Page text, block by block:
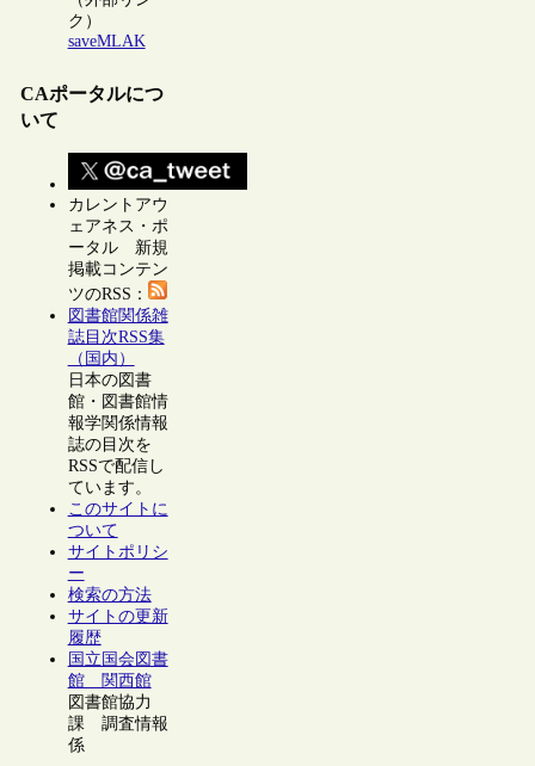
ク）
saveMLAK
CAポータルにつ
いて
カレントアウ
ェアネス・ポ
ータル 新規
掲載コンテン
ツのRSS：
図書館関係雑
誌目次RSS集
（国内）
日本の図書
館・図書館情
報学関係情報
誌の目次を
RSSで配信し
ています。
このサイトに
ついて
サイトポリシ
ー
検索の方法
サイトの更新
履歴
国立国会図書
館 関西館
図書館協力
課 調査情報
係